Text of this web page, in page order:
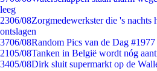
leeg
2306/08Zorgmedewerkster die 's nachts
ontslagen
3706/08Random Pics van de Dag #1977
2105/08Tanken in België wordt nóg
3405/08Dirk sluit supermarkt op de